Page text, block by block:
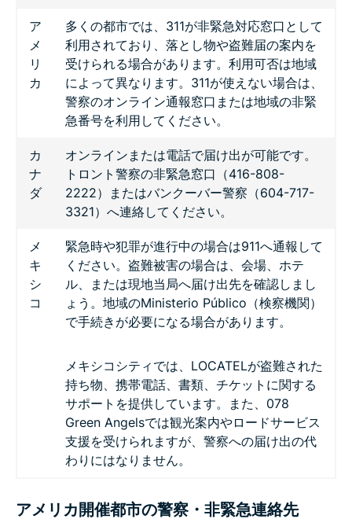
ア
メ
リ
カ
多くの都市では、311が非緊急対応窓口として
利用されており、落とし物や盗難届の案内を
受けられる場合があります。利用可否は地域
によって異なります。311が使えない場合は、
警察のオンライン通報窓口または地域の非緊
急番号を利用してください。
カ
ナ
ダ
オンラインまたは電話で届け出が可能です。
トロント警察の非緊急窓口（416-808-
2222）またはバンクーバー警察（604-717-
3321）へ連絡してください。
メ
キ
シ
コ
緊急時や犯罪が進行中の場合は911へ通報して
ください。盗難被害の場合は、会場、ホテ
ル、または現地当局へ届け出先を確認しまし
ょう。地域のMinisterio Público（検察機関）
で手続きが必要になる場合があります。
メキシコシティでは、LOCATELが盗難された
持ち物、携帯電話、書類、チケットに関する
サポートを提供しています。また、078
Green Angelsでは観光案内やロードサービス
支援を受けられますが、警察への届け出の代
わりにはなりません。
アメリカ開催都市の警察・非緊急連絡先